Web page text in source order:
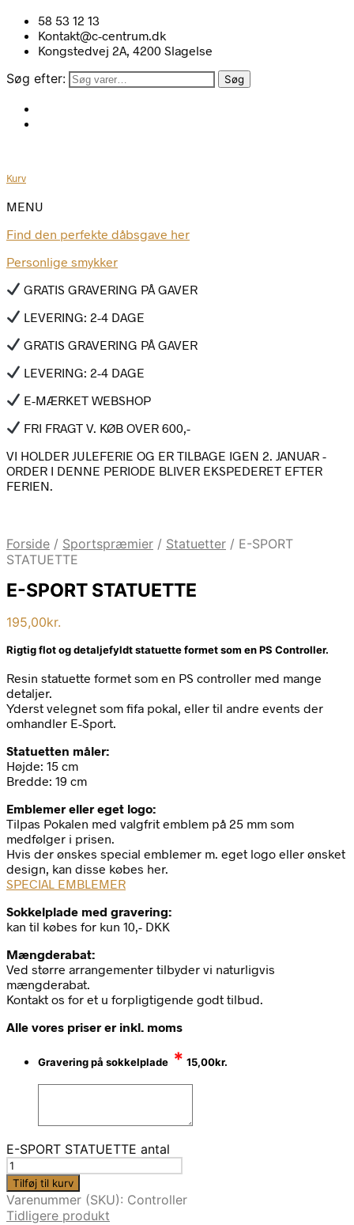
58 53 12 13
Kontakt@c-centrum.dk
Kongstedvej 2A, 4200 Slagelse
Søg efter: Søg
Kurv
MENU
Find den perfekte dåbsgave her
Personlige smykker
GRATIS GRAVERING PÅ GAVER
LEVERING: 2-4 DAGE
GRATIS GRAVERING PÅ GAVER
LEVERING: 2-4 DAGE
E-MÆRKET WEBSHOP
FRI FRAGT V. KØB OVER 600,-
VI HOLDER JULEFERIE OG ER TILBAGE IGEN 2. JANUAR -
ORDER I DENNE PERIODE BLIVER EKSPEDERET EFTER
FERIEN.
Forside / Sportspræmier / Statuetter / E-SPORT
STATUETTE
E-SPORT STATUETTE
195,00kr.
Rigtig flot og detaljefyldt statuette formet som en PS Controller.
Resin statuette formet som en PS controller med mange
detaljer.
Yderst velegnet som fifa pokal, eller til andre events der
omhandler E-Sport.
Statuetten måler:
Højde: 15 cm
Bredde: 19 cm
Emblemer eller eget logo:
Tilpas Pokalen med valgfrit emblem på 25 mm som
medfølger i prisen.
Hvis der ønskes special emblemer m. eget logo eller ønsket
design, kan disse købes her.
SPECIAL EMBLEMER
Sokkelplade med gravering:
kan til købes for kun 10,- DKK
Mængderabat:
Ved større arrangementer tilbyder vi naturligvis
mængderabat.
Kontakt os for et u forpligtigende godt tilbud.
Alle vores priser er inkl. moms
Gravering på sokkelplade * 15,00kr.
E-SPORT STATUETTE antal
Tilføj til kurv
Varenummer (SKU): Controller
Tidligere produkt